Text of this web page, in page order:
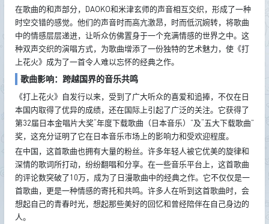
在歌曲的和声部分，DAOKO和米津玄师的声音相互交织，形成了一种
时空交错的感觉。他们的声音时而高亢激昂，时而低沉婉转，将歌曲
中的情感层层递进，让听众仿佛置身于一个充满情感的世界之中。这
种双声交织的演唱方式，为歌曲增添了一份独特的艺术魅力，使《打
上花火》成为了一首令人难以忘怀的经典之作。
歌曲影响：跨越国界的音乐共鸣
《打上花火》自发行以来，受到了广大听众的喜爱和追捧，不仅在日
本国内取得了优异的成绩，还在国际上引起了广泛的关注。它获得了
第32届日本金唱片大奖“年度下载歌曲（日本音乐）”及“五大下载歌曲”
奖，这充分证明了它在日本音乐市场上的影响力和受欢迎程度。
在中国，这首歌曲也拥有大量的粉丝。许多年轻人被它优美的旋律和
深情的歌词所打动，纷纷翻唱和分享。在一些音乐平台上，这首歌曲
的评论数突破了10万，成为了日漫歌曲中的经典之作。它不仅仅是一
首歌曲，更是一种情感的寄托和共鸣。许多人在听到这首歌曲时，会
想起自己的青春时光，想起那些美好的回忆和曾经陪伴在自己身边的
人。